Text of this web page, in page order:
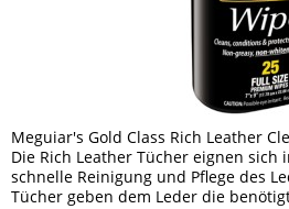
Meguiar's Gold Class Rich Leather
Die Rich Leather Tücher eignen sich
schnelle Reinigung und Pflege des
Tücher geben dem Leder die